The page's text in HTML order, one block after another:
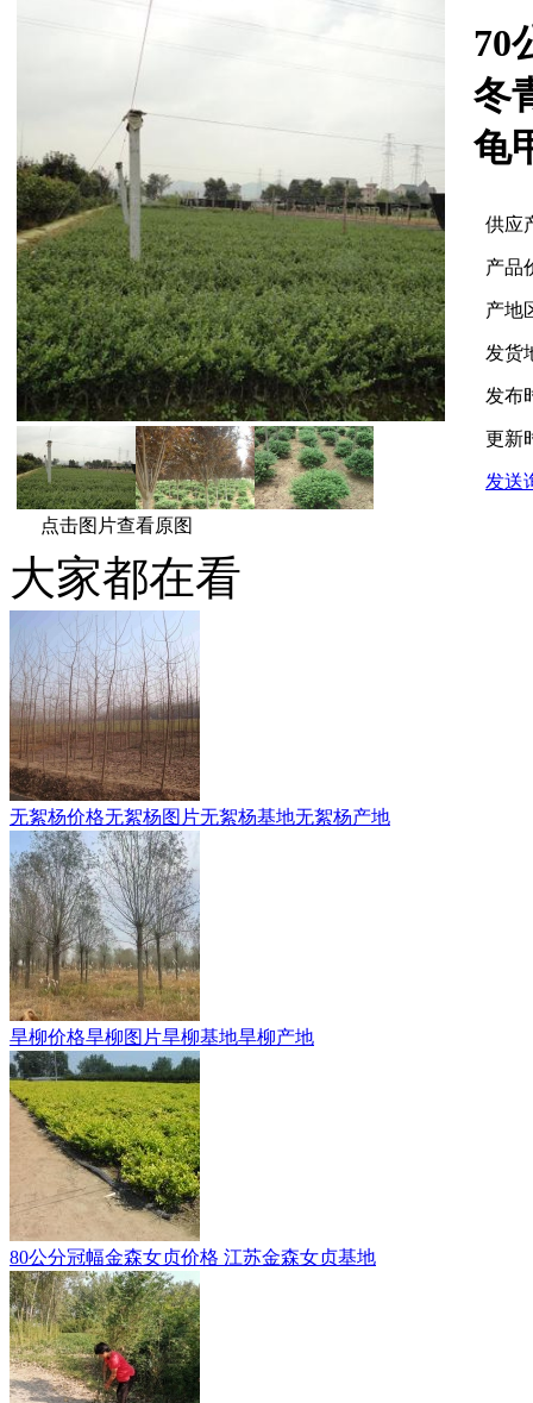
点击图片查看原图
70
冬
龟
供应
产品
产地
发货
发布
更新
发送
大家都在看
无絮杨价格无絮杨图片无絮杨基地无絮杨产地
旱柳价格旱柳图片旱柳基地旱柳产地
80公分冠幅金森女贞价格 江苏金森女贞基地